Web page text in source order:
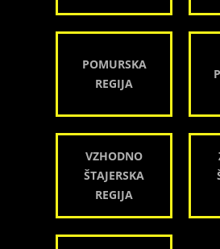
POMURSKA
REGIJA
VZHODNO
ŠTAJERSKA
REGIJA